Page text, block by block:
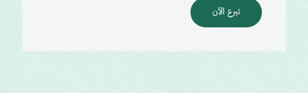
تبرع الآن